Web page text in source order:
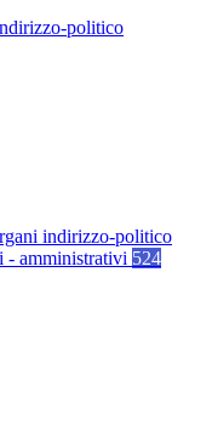
politico
indirizzo-politico
- amministrativi 524